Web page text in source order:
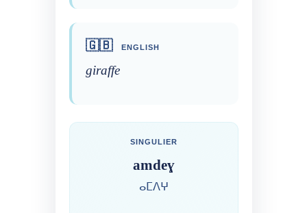
🇬🇧 ENGLISH
giraffe
SINGULIER
amdeɣ
ⴰⵎⴷⵖ